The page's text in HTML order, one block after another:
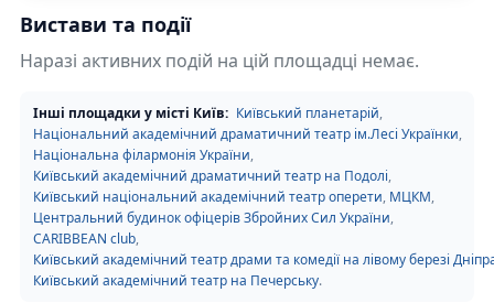
Вистави та події
Наразі активних подій на цій площадці немає.
Інші площадки у місті Київ: Київський планетарій,
Національний академічний драматичний театр ім.Лесі Українки,
Національна філармонія України,
Київський академічний драматичний театр на Подолі,
Київський національний академічний театр оперети, МЦКМ,
Центральний будинок офіцерів Збройних Сил України,
CARIBBEAN club,
Київський академічний театр драми та комедії на лівому березі
Київський академічний театр на Печерську.